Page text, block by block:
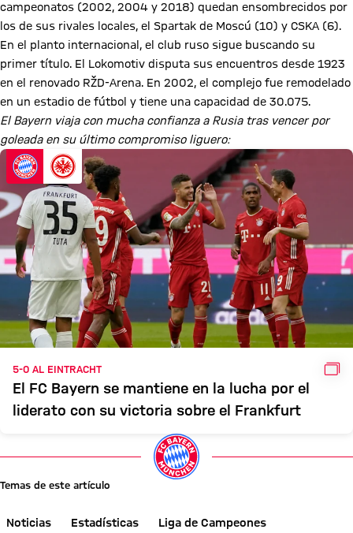
campeonatos (2002, 2004 y 2018) quedan ensombrecidos por
los de sus rivales locales, el Spartak de Moscú (10) y CSKA (6).
En el planto internacional, el club ruso sigue buscando su
primer título. El Lokomotiv disputa sus encuentros desde 1923
en el renovado RŽD-Arena. En 2002, el complejo fue remodelado
en un estadio de fútbol y tiene una capacidad de 30.075.
El Bayern viaja con mucha confianza a Rusia tras vencer por
goleada en su último compromiso liguero:
5-0 AL EINTRACHT
El FC Bayern se mantiene en la lucha por el
liderato con su victoria sobre el Frankfurt
Temas de este artículo
Noticias Estadísticas
Liga de Campeones